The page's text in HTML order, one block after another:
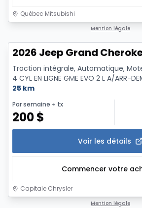
Québec Mitsubishi
Mention légale
2026 Jeep Grand
Traction intégrale, Automatique,
4 CYL EN LIGNE GME EVO 2 L A/ARR-
25 km
Par semaine + tx
200$
Voir les détails
Commencer votre
Capitale Chrysler
Mention légale